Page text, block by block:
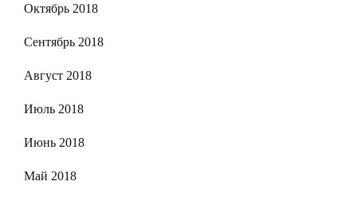
Октябрь 2018
Сентябрь 2018
Август 2018
Июль 2018
Июнь 2018
Май 2018